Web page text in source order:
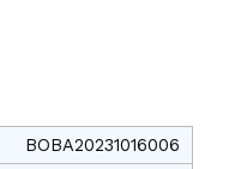
BOBA20231016006